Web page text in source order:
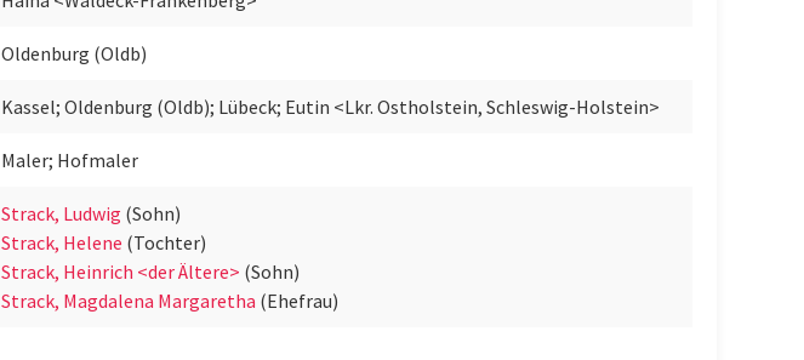
Oldenburg (Oldb)
Kassel; Oldenburg (Oldb); Lübeck; Eutin <Lkr. Ostholstein, Schleswig-Holstein>
Maler; Hofmaler
Strack, Ludwig (Sohn)
Strack, Helene (Tochter)
Strack, Heinrich <der Ältere> (Sohn)
Strack, Magdalena Margaretha (Ehefrau)